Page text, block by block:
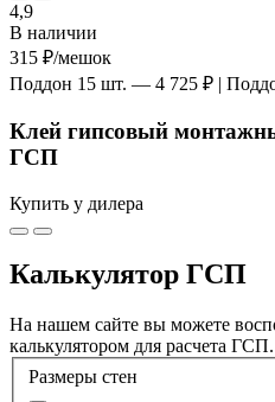
4,9
В наличии
315 ₽/мешок
Поддон 15 шт. — 4 725 ₽ |
Клей гипсовый
ГСП
Купить у дилера
Калькулятор ГСП
На нашем сайте вы можете
калькулятором для расчета ГСП.
Размеры стен